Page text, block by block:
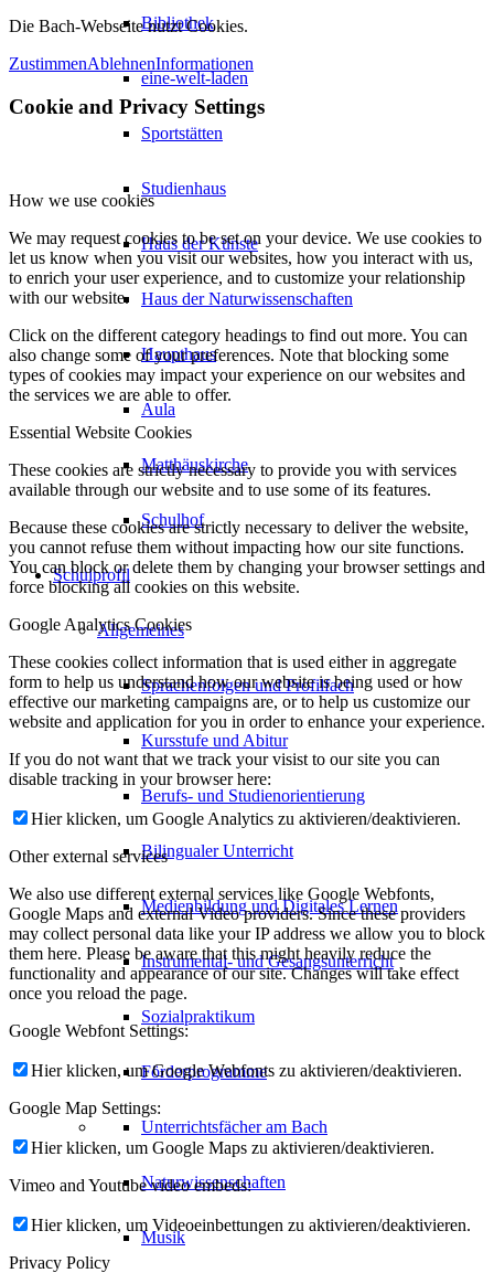
Bibliothek
eine-welt-laden
Sportstätten
Studienhaus
Haus der Künste
Haus der Naturwissenschaften
Haupthaus
Aula
Matthäuskirche
Schulhof
Schulprofil
Allgemeines
Sprachenfolgen und Profilfach
Kursstufe und Abitur
Berufs- und Studienorientierung
Bilingualer Unterricht
Medienbildung und Digitales Lernen
Instrumental- und Gesangsunterricht
Sozialpraktikum
Förderprogramme
Unterrichtsfächer am Bach
Naturwissenschaften
Musik
Die Bach-Webseite nutzt Cookies.
ZustimmenAblehnenInformationen
Cookie and Privacy Settings
How we use cookies
We may request cookies to be set on your device. We use cookies to
let us know when you visit our websites, how you interact with us,
to enrich your user experience, and to customize your relationship
with our website.
Click on the different category headings to find out more. You can
also change some of your preferences. Note that blocking some
types of cookies may impact your experience on our websites and
the services we are able to offer.
Essential Website Cookies
These cookies are strictly necessary to provide you with services
available through our website and to use some of its features.
Because these cookies are strictly necessary to deliver the website,
you cannot refuse them without impacting how our site functions.
You can block or delete them by changing your browser settings and
force blocking all cookies on this website.
Google Analytics Cookies
These cookies collect information that is used either in aggregate
form to help us understand how our website is being used or how
effective our marketing campaigns are, or to help us customize our
website and application for you in order to enhance your experience.
If you do not want that we track your visist to our site you can
disable tracking in your browser here:
Hier klicken, um Google Analytics zu aktivieren/deaktivieren.
Other external services
We also use different external services like Google Webfonts,
Google Maps and external Video providers. Since these providers
may collect personal data like your IP address we allow you to block
them here. Please be aware that this might heavily reduce the
functionality and appearance of our site. Changes will take effect
once you reload the page.
Google Webfont Settings:
Hier klicken, um Google Webfonts zu aktivieren/deaktivieren.
Google Map Settings:
Hier klicken, um Google Maps zu aktivieren/deaktivieren.
Vimeo and Youtube video embeds:
Hier klicken, um Videoeinbettungen zu aktivieren/deaktivieren.
Privacy Policy